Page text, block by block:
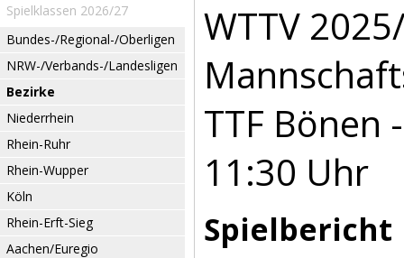
Spielklassen 2026/27
Bundes-/Regional-/Oberligen
NRW-/Verbands-/Landesligen
Bezirke
Niederrhein
Rhein-Ruhr
Rhein-Wupper
Köln
Rhein-Erft-Sieg
Aachen/Euregio
WTTV
TTF Bönen
11:30 Uhr
Spielbericht